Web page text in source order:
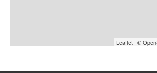
Leaflet | ©